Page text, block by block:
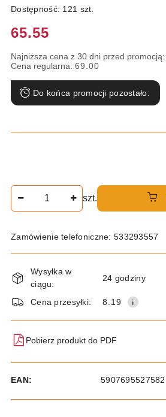
Dostępność: 121 szt.
Cena:
65.55
Najniższa cena z 30 dni przed promocją:
Cena regularna: 69.00
Do końca promocji pozostało:
szt.
Zamówienie telefoniczne: 533293557
Dostępność
i
dostawa
Wysyłka w
ciągu:
24 godziny
Cena przesyłki: 8.19
Pobierz produkt do PDF
EAN: 5907695527582